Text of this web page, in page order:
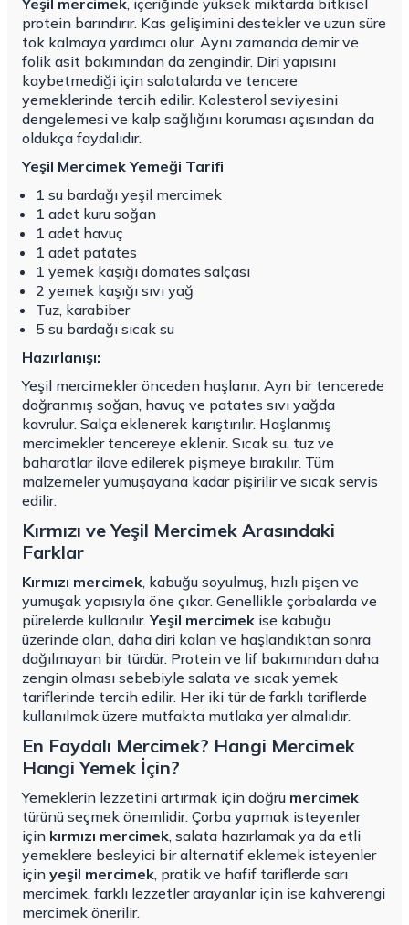
Yeşil mercimek, içeriğinde yüksek miktarda bitkisel
protein barındırır. Kas gelişimini destekler ve uzun süre
tok kalmaya yardımcı olur. Aynı zamanda demir ve
folik asit bakımından da zengindir. Diri yapısını
kaybetmediği için salatalarda ve tencere
yemeklerinde tercih edilir. Kolesterol seviyesini
dengelemesi ve kalp sağlığını koruması açısından da
oldukça faydalıdır.
Yeşil Mercimek Yemeği Tarifi
1 su bardağı yeşil mercimek
1 adet kuru soğan
1 adet havuç
1 adet patates
1 yemek kaşığı domates salçası
2 yemek kaşığı sıvı yağ
Tuz, karabiber
5 su bardağı sıcak su
Hazırlanışı:
Yeşil mercimekler önceden haşlanır. Ayrı bir tencerede
doğranmış soğan, havuç ve patates sıvı yağda
kavrulur. Salça eklenerek karıştırılır. Haşlanmış
mercimekler tencereye eklenir. Sıcak su, tuz ve
baharatlar ilave edilerek pişmeye bırakılır. Tüm
malzemeler yumuşayana kadar pişirilir ve sıcak servis
edilir.
Kırmızı ve Yeşil Mercimek Arasındaki
Farklar
Kırmızı mercimek, kabuğu soyulmuş, hızlı pişen ve
yumuşak yapısıyla öne çıkar. Genellikle çorbalarda ve
pürelerde kullanılır.Yeşil mercimek ise kabuğu
üzerinde olan, daha diri kalan ve haşlandıktan sonra
dağılmayan bir türdür. Protein ve lif bakımından daha
zengin olması sebebiyle salata ve sıcak yemek
tariflerinde tercih edilir. Her iki tür de farklı tariflerde
kullanılmak üzere mutfakta mutlaka yer almalıdır.
En Faydalı Mercimek? Hangi Mercimek
Hangi Yemek İçin?
Yemeklerin lezzetini artırmak için doğru mercimek
türünü seçmek önemlidir. Çorba yapmak isteyenler
için kırmızı mercimek, salata hazırlamak ya da etli
yemeklere besleyici bir alternatif eklemek isteyenler
için yeşil mercimek, pratik ve hafif tariflerde sarı
mercimek, farklı lezzetler arayanlar için ise kahverengi
mercimek önerilir.